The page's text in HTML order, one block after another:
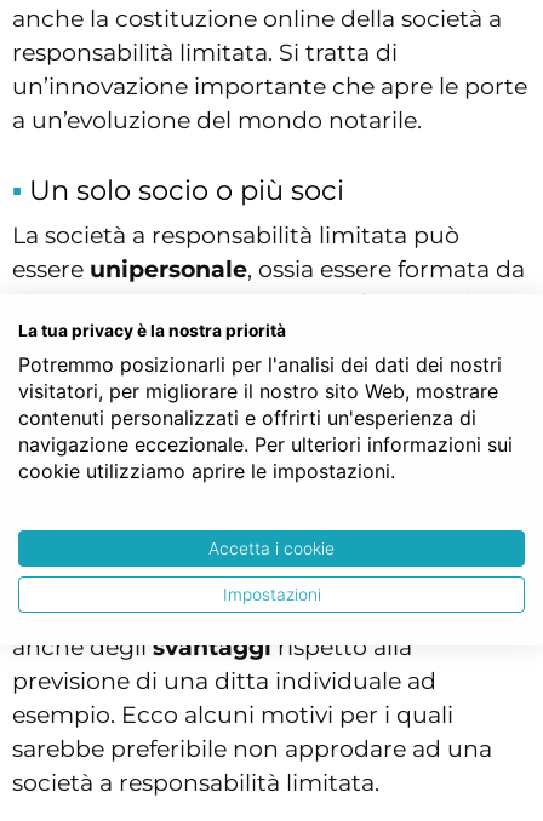
anche la costituzione online della società a
responsabilità limitata. Si tratta di
un’innovazione importante che apre le porte
a un’evoluzione del mondo notarile.
Un solo socio o più soci
La società a responsabilità limitata può
essere unipersonale, ossia essere formata da
più soci ma può anche essere formata da più
soci. Questi ultimi possono essere persone
fisiche, giuridiche o anche società. Ciascun
socio può cedere la propria quota, salvo
clausole limitative della circolazione.
Gli svantaggi di srl
La costituzione di una società a
responsabilità limitata può comportare
anche degli svantaggi rispetto alla
previsione di una ditta individuale ad
esempio. Ecco alcuni motivi per i quali
sarebbe preferibile non approdare ad una
società a responsabilità limitata.
La tua privacy è la nostra priorità
Potremmo posizionarli per l'analisi dei dati dei nostri
visitatori, per migliorare il nostro sito Web, mostrare
contenuti personalizzati e offrirti un'esperienza di
navigazione eccezionale. Per ulteriori informazioni sui
cookie utilizziamo aprire le impostazioni.
Accetta i cookie
Impostazioni